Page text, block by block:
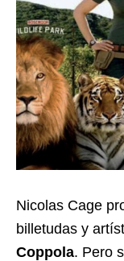
Nicolas Cage
billetudas y
Coppola. Pero